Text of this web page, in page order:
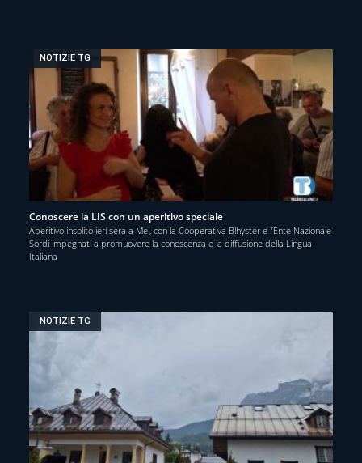
NOTIZIE TG
Conoscere la LIS con un aperitivo speciale
Aperitivo insolito ieri sera a Mel, con la Cooperativa Blhyster e l’Ente Nazionale
Sordi impegnati a promuovere la conoscenza e la diffusione della Lingua
Italiana
NOTIZIE TG